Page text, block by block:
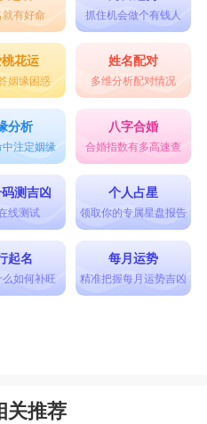
让女孩们有苦难言，承担
注明出处
有好命 抓住机会做个有钱人
花运
姻缘困惑
姓名配对
多维分析配对情况
分析
注定姻缘
八字合婚
合婚指数有多高速查
测吉凶
线测试
个人占星
领取你的专属星盘报告
起名
么如何补旺
每月运势
精准把握每月运势吉凶
关推荐